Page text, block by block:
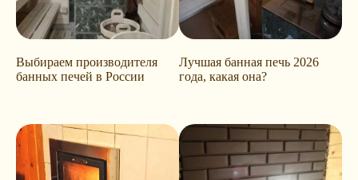
Выбираем производителя
банных печей в России
Лучшая банная печь 2026
года, какая она?